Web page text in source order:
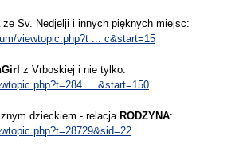
ze Sv. Nedjelji i innych pięknych miejsc:
viewtopic.php?t ... c&start=15
z Vrboskiej i nie tylko:
... &start=150
dzieckiem - relacja RODZYNA: